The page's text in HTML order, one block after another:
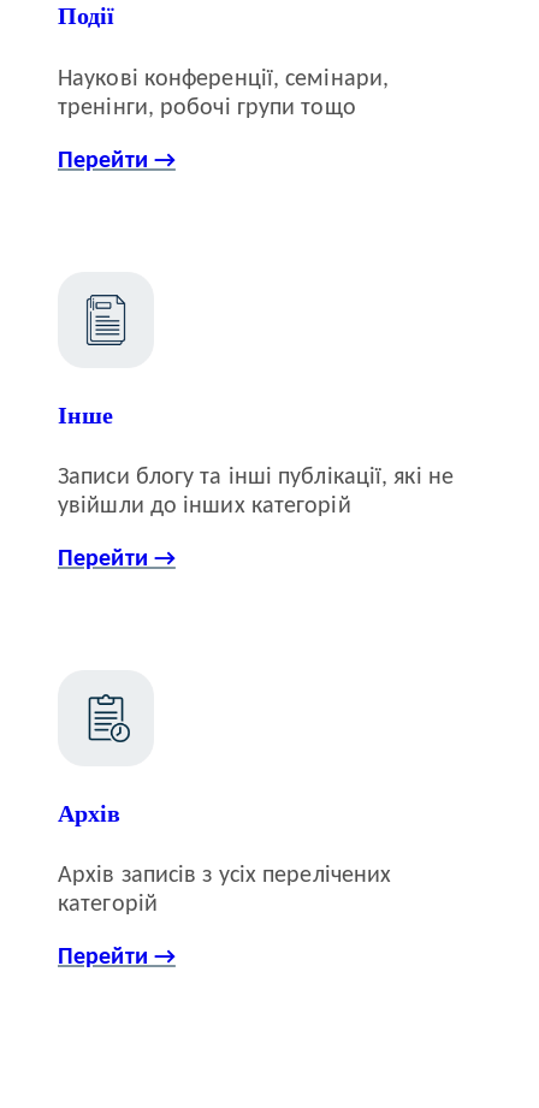
Події
Наукові конференції, семінари,
тренінги, робочі групи тощо
Перейти →
Інше
Записи блогу та інші публікації, які не
увійшли до інших категорій
Перейти →
Архів
Архів записів з усіх перелічених
категорій
Перейти →